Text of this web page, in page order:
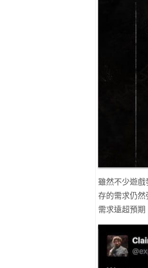
雖然不少遊
存的需求仍然
需求遠超預期